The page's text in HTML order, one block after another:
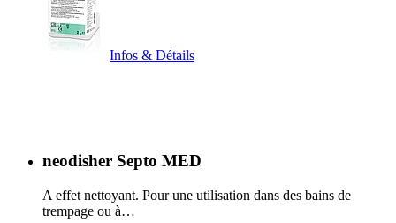
Infos & Détails
neodisher Septo MED
A effet nettoyant. Pour une utilisation dans des bains de
trempage ou à…